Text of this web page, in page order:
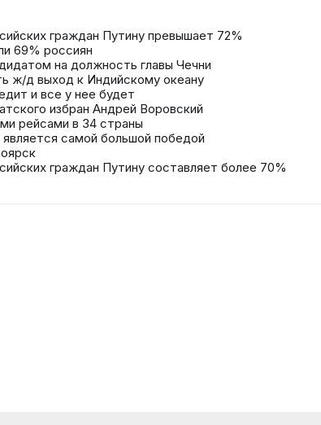
граждан Путину превышает 72%
69% россиян
на должность главы Чечни
ж/д выход к Индийскому океану
и все у нее будет
избран Андрей Воровский
рейсами в 34 страны
является самой большой победой
граждан Путину составляет более 70%